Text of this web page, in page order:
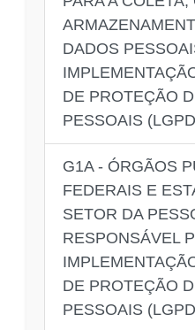
DADOS
DE PROTEÇÃO
PESSOAIS
G1A - ÓRGÃOS
FEDERAIS E
SETOR DA
RESPONSÁVEL
DE PROTEÇÃO
PESSOAIS